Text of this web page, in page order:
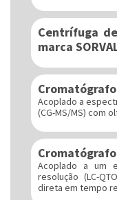
Centrífuga
marca
Acoplado a
(CG-MS/MS) com
Acoplado a um
resolução (LC-
direta em tempo